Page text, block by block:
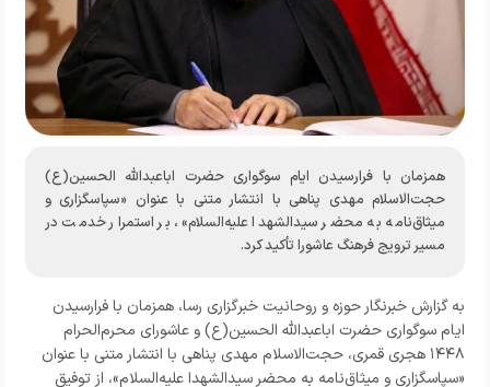
همزمان با فرارسیدن ایام سوگواری حضرت اباعبدالله الحسین(ع)
حجت‌الاسلام مهدی پناهی با انتشار متنی با عنوان «سپاسگزاری و
میثاق‌نامه به محضر سیدالشهدا علیه‌السلام»، بر استمرار خدمت در
مسیر ترویج فرهنگ عاشورا تأکید کرد.
به گزارش خبرنگار حوزه و روحانیت خبرگزاری رسا، همزمان با فرارسیدن
ایام سوگواری حضرت اباعبدالله الحسین(ع) و عاشورای محرم‌الحرام
۱۴۴۸ هجری قمری، حجت‌الاسلام مهدی پناهی با انتشار متنی با عنوان
«سپاسگزاری و میثاق‌نامه به محضر سیدالشهدا علیه‌السلام»، از توفیق